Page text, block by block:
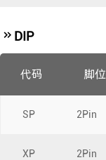
DIP
代码 脚位
SP 2Pin
XP 2Pin